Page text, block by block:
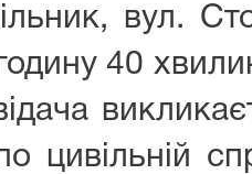
вул.
40
цивільній